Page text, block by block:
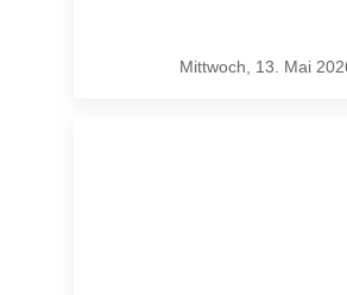
Mittwoch, 13. Mai